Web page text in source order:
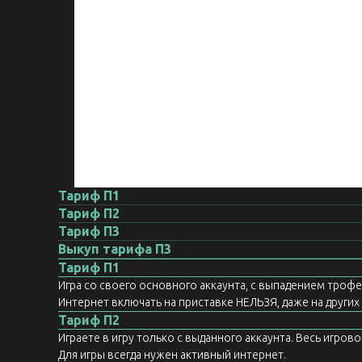
Тариф П1
Тариф П2
Тариф П3
Выкуп тарифа П3
Тариф П1
Игра со своего основного аккаунта, с выпадением
Интернет включать на приставке НЕЛЬЗЯ, даже на
Тариф П2
Играете в игру только с выданного аккаунта. Весь
Для игры всегда нужен активный интернет.